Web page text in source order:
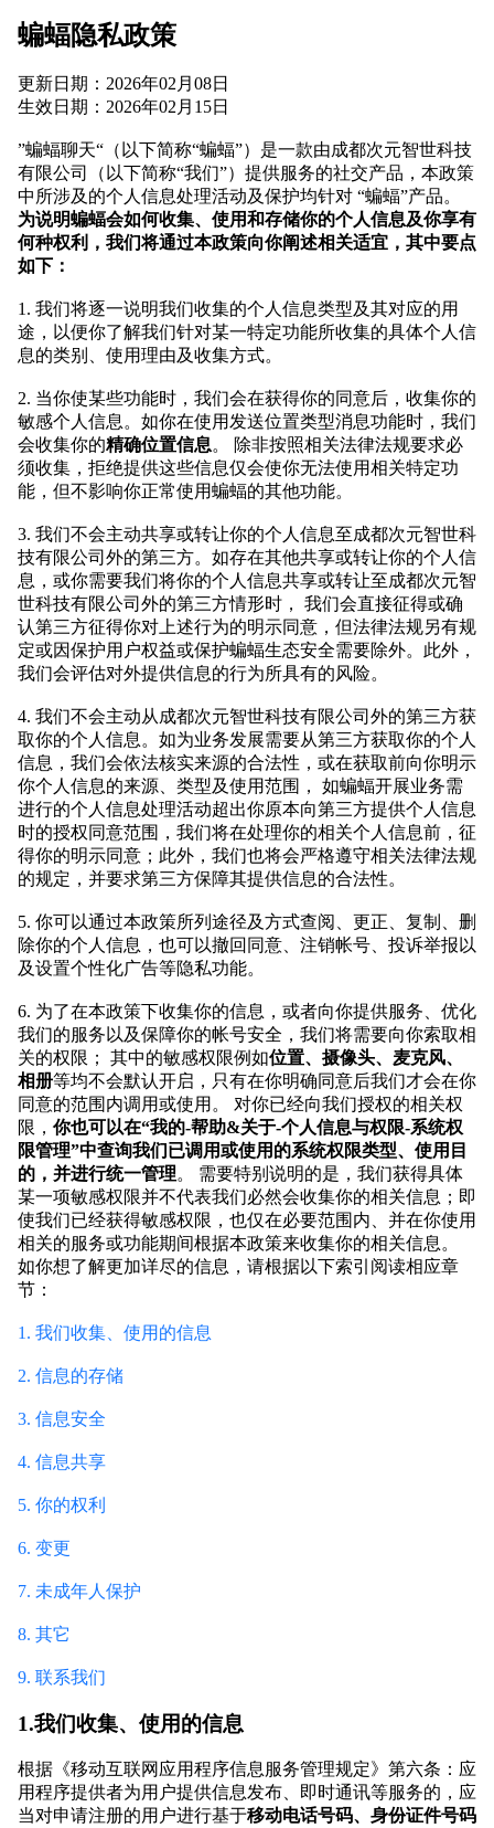
蝙蝠隐私政策
更新日期：2026年02月08日
生效日期：2026年02月15日
”蝙蝠聊天“（以下简称“蝙蝠”）是一款由成都次元智世科技
有限公司（以下简称“我们”）提供服务的社交产品，本政策
中所涉及的个人信息处理活动及保护均针对 “蝙蝠”产品。
为说明蝙蝠会如何收集、使用和存储你的个人信息及你享有
何种权利，我们将通过本政策向你阐述相关适宜，其中要点
如下：
1. 我们将逐一说明我们收集的个人信息类型及其对应的用
途，以便你了解我们针对某一特定功能所收集的具体个人信
息的类别、使用理由及收集方式。
2. 当你使某些功能时，我们会在获得你的同意后，收集你的
敏感个人信息。如你在使用发送位置类型消息功能时，我们
会收集你的精确位置信息。 除非按照相关法律法规要求必
须收集，拒绝提供这些信息仅会使你无法使用相关特定功
能，但不影响你正常使用蝙蝠的其他功能。
3. 我们不会主动共享或转让你的个人信息至成都次元智世科
技有限公司外的第三方。如存在其他共享或转让你的个人信
息，或你需要我们将你的个人信息共享或转让至成都次元智
世科技有限公司外的第三方情形时， 我们会直接征得或确
认第三方征得你对上述行为的明示同意，但法律法规另有规
定或因保护用户权益或保护蝙蝠生态安全需要除外。此外，
我们会评估对外提供信息的行为所具有的风险。
4. 我们不会主动从成都次元智世科技有限公司外的第三方获
取你的个人信息。如为业务发展需要从第三方获取你的个人
信息，我们会依法核实来源的合法性，或在获取前向你明示
你个人信息的来源、类型及使用范围， 如蝙蝠开展业务需
进行的个人信息处理活动超出你原本向第三方提供个人信息
时的授权同意范围，我们将在处理你的相关个人信息前，征
得你的明示同意；此外，我们也将会严格遵守相关法律法规
的规定，并要求第三方保障其提供信息的合法性。
5. 你可以通过本政策所列途径及方式查阅、更正、复制、删
除你的个人信息，也可以撤回同意、注销帐号、投诉举报以
及设置个性化广告等隐私功能。
6. 为了在本政策下收集你的信息，或者向你提供服务、优化
我们的服务以及保障你的帐号安全，我们将需要向你索取相
关的权限； 其中的敏感权限例如位置、摄像头、麦克风、
相册等均不会默认开启，只有在你明确同意后我们才会在你
同意的范围内调用或使用。 对你已经向我们授权的相关权
限， 你也可以在“我的-帮助&关于-个人信息与权限-系统权
限管理”中查询我们已调用或使用的系统权限类型、使用目
的，并进行统一管理。 需要特别说明的是，我们获得具体
某一项敏感权限并不代表我们必然会收集你的相关信息；即
使我们已经获得敏感权限，也仅在必要范围内、并在你使用
相关的服务或功能期间根据本政策来收集你的相关信息。
如你想了解更加详尽的信息，请根据以下索引阅读相应章
节：
1. 我们收集、使用的信息
2. 信息的存储
3. 信息安全
4. 信息共享
5. 你的权利
6. 变更
7. 未成年人保护
8. 其它
9. 联系我们
1.我们收集、使用的信息
根据《移动互联网应用程序信息服务管理规定》第六条：应
用程序提供者为用户提供信息发布、即时通讯等服务的，应
当对申请注册的用户进行基于移动电话号码、身份证件号码